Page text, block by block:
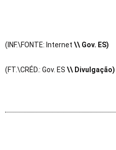
(INF.\FONTE: Internet \\ Gov. ES)
(FT.\CRÉD.: Gov. ES \\ Divulgação)